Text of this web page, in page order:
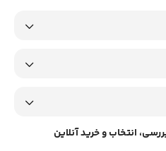
انتخاب و خرید آنلاین